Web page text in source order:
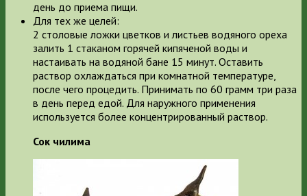
день до приема пищи.
Для тех же целей:
2 столовые ложки цветков и листьев водяного ореха
залить 1 стаканом горячей кипяченой воды и
настаивать на водяной бане 15 минут. Оставить
раствор охлаждаться при комнатной температуре,
после чего процедить. Принимать по 60 грамм три раза
в день перед едой. Для наружного применения
используется более концентрированный раствор.
Сок чилима